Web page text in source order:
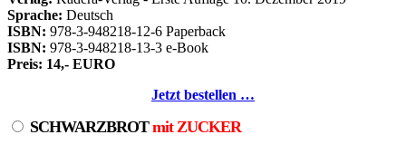
Sprache: Deutsch
ISBN: 978-3-948218-12-6 Paperback
ISBN: 978-3-948218-13-3 e-Book
Preis: 14,- EURO
Jetzt bestellen …
SCHWARZBROTmit ZUCKER